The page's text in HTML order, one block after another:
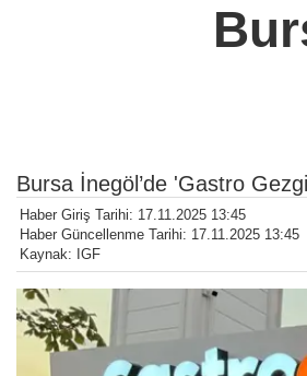
Bursa İnegöl’de 'Gastro
Haber Giriş Tarihi: 17.11.2025 13:45
Haber Güncellenme Tarihi: 17.11.2025 13:45
Kaynak: IGF